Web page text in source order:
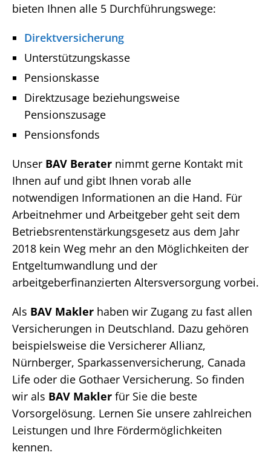
bieten Ihnen alle 5 Durchführungswege:
Direktversicherung
Unterstützungskasse
Pensionskasse
Direktzusage beziehungsweise
Pensionszusage
Pensionsfonds
Unser BAV Berater nimmt gerne Kontakt mit
Ihnen auf und gibt Ihnen vorab alle
notwendigen Informationen an die Hand. Für
Arbeitnehmer und Arbeitgeber geht seit dem
Betriebsrentenstärkungsgesetz aus dem Jahr
2018 kein Weg mehr an den Möglichkeiten der
Entgeltumwandlung und der
arbeitgeberfinanzierten Altersversorgung vorbei.
Als BAV Makler haben wir Zugang zu fast allen
Versicherungen in Deutschland. Dazu gehören
beispielsweise die Versicherer Allianz,
Nürnberger, Sparkassenversicherung, Canada
Life oder die Gothaer Versicherung. So finden
wir als BAV Makler für Sie die beste
Vorsorgelösung. Lernen Sie unsere zahlreichen
Leistungen und Ihre Fördermöglichkeiten
kennen.